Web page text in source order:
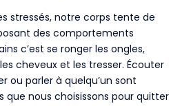
stressés, notre corps tente de
des comportements
c’est se ronger les ongles,
cheveux et les tresser. Écouter
ou parler à quelqu’un sont
que nous choisissons pour quitter